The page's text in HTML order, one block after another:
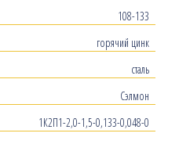
108-133
горячий цинк
сталь
Сэлмон
1К2П1-2,0-1,5-0,133-0,048-0